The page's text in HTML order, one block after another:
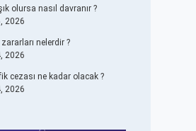
olursa nasıl davranır ?
2026
zararları nelerdir ?
2026
cezası ne kadar olacak ?
2026